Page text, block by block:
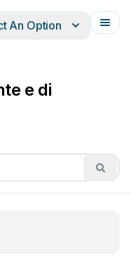
An Option
e di